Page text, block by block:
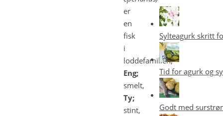
er
en
fisk
i
loddefamilien,
Eng;
smelt,
Ty;
stint,
Sylteagurk skritt
Tid for agurk og
Godt med